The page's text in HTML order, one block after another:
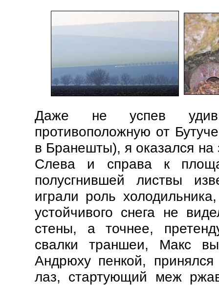
Даже не успев
противоположную от
в Бранешты), я оказался
Слева и справа к
полусгнившей листвы
играли роль
устойчивого снега не
стены, а точнее,
свалки траншеи, Макс
Андрюху пенкой,
лаз, стартующий меж